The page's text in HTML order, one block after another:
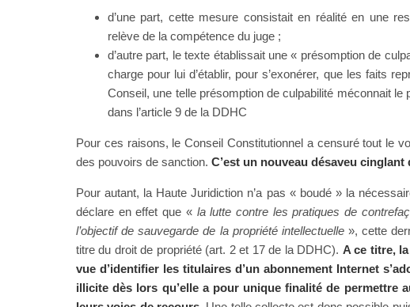
d’une part, cette mesure consistait en réalité en une
relève de la compétence du juge ;
d’autre part, le texte établissait une « présomption de
charge pour lui d’établir, pour s’exonérer, que les faits
Conseil, une telle présomption de culpabilité méconnait le
dans l’article 9 de la DDHC
Pour ces raisons, le Conseil Constitutionnel a censuré tout le
des pouvoirs de sanction. C’est un nouveau désaveu
Pour autant, la Haute Juridiction n’a pas « boudé » la
déclare en effet que « la lutte contre les pratiques de
l’objectif de sauvegarde de la propriété intellectuelle », cette
titre du droit de propriété (art. 2 et 17 de la DDHC). A ce titre,
vue d’identifier les titulaires d’un abonnement Internet
illicite dès lors qu’elle a pour unique finalité de permettre
search